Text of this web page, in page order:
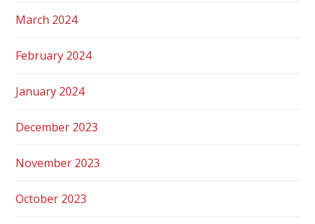
March 2024
February 2024
January 2024
December 2023
November 2023
October 2023